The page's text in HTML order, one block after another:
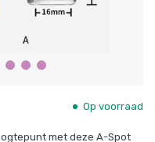
Op voorraad
met deze A-Spot